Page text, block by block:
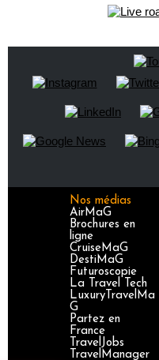
Nos médias
AirMaG
Brochures en
ligne
CruiseMaG
DestiMaG
Futuroscopie
La Travel Tech
LuxuryTravelMa
G
Partez en
France
TravelJobs
TravelManager